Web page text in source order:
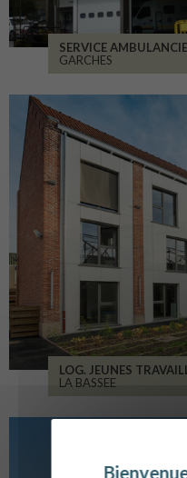
SERVICE
GARCHES
LOG. JEUNES
LA BASSEE